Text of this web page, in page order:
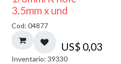
3.5mm x und
Cod: 04877
US$ 0,03
Inventario: 39330